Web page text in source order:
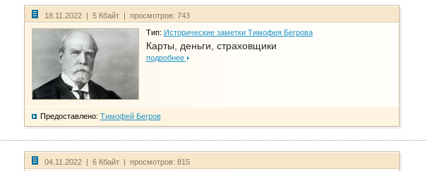
18.11.2022 | 5 Кбайт | просмотров: 743
Тип: Исторические заметки Тимофея Бегрова
Карты, деньги, страховщики
подробнее
Предоставлено: Тимофей Бегров
04.11.2022 | 6 Кбайт | просмотров: 815